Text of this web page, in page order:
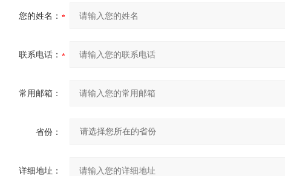
您的姓名：
联系电话：
常用邮箱：
省份：
详细地址：